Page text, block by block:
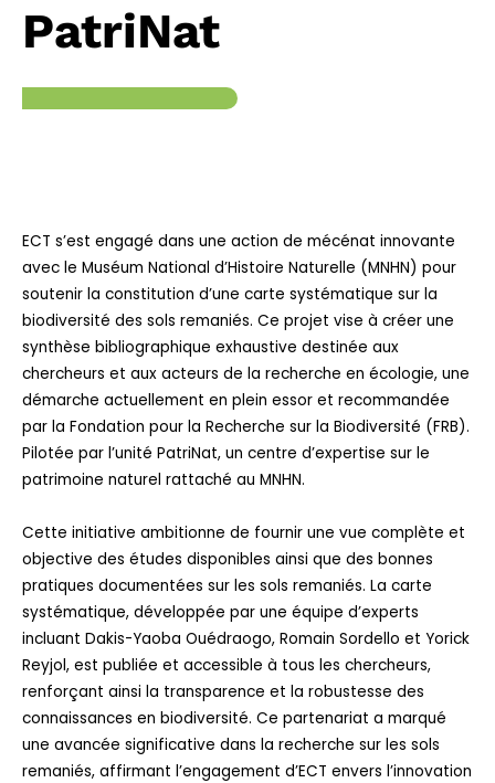
PatriNat
ECT s’est engagé dans une action de mécénat innovante
avec le Muséum National d’Histoire Naturelle (MNHN) pour
soutenir la constitution d’une carte systématique sur la
biodiversité des sols remaniés. Ce projet vise à créer une
synthèse bibliographique exhaustive destinée aux
chercheurs et aux acteurs de la recherche en écologie, une
démarche actuellement en plein essor et recommandée
par la Fondation pour la Recherche sur la Biodiversité (FRB).
Pilotée par l’unité PatriNat, un centre d’expertise sur le
patrimoine naturel rattaché au MNHN.
Cette initiative ambitionne de fournir une vue complète et
objective des études disponibles ainsi que des bonnes
pratiques documentées sur les sols remaniés. La carte
systématique, développée par une équipe d’experts
incluant Dakis-Yaoba Ouédraogo, Romain Sordello et Yorick
Reyjol, est publiée et accessible à tous les chercheurs,
renforçant ainsi la transparence et la robustesse des
connaissances en biodiversité. Ce partenariat a marqué
une avancée significative dans la recherche sur les sols
remaniés, affirmant l’engagement d’ECT envers l’innovation